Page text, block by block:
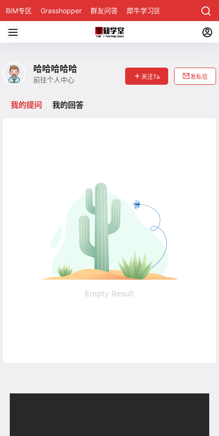
BIM专区 Grasshopper 群友问答 犀牛学习区
哈哈哈哈哈
前往个人中心 关注Ta 发私信
我的提问 我的回答
Empty Result